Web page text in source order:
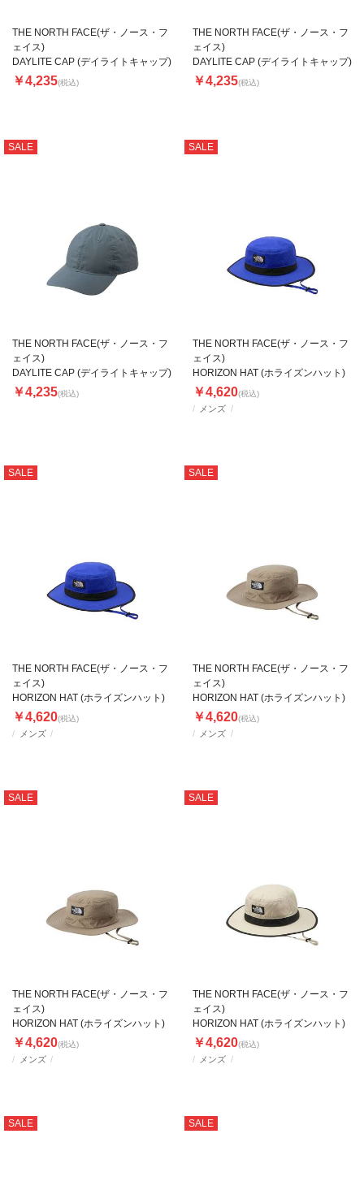
THE NORTH FACE(ザ・ノース・フ
ェイス)
DAYLITE CAP (デイライトキャップ)
￥4,235(税込)
THE NORTH FACE(ザ・ノース・フ
ェイス)
DAYLITE CAP (デイライトキャップ)
￥4,235(税込)
SALE
THE NORTH FACE(ザ・ノース・フ
ェイス)
DAYLITE CAP (デイライトキャップ)
￥4,235(税込)
SALE
メンズ
THE NORTH FACE(ザ・ノース・フ
ェイス)
HORIZON HAT (ホライズンハット)
￥4,620(税込)
SALE
メンズ
THE NORTH FACE(ザ・ノース・フ
ェイス)
HORIZON HAT (ホライズンハット)
￥4,620(税込)
SALE
メンズ
THE NORTH FACE(ザ・ノース・フ
ェイス)
HORIZON HAT (ホライズンハット)
￥4,620(税込)
SALE
メンズ
THE NORTH FACE(ザ・ノース・フ
ェイス)
HORIZON HAT (ホライズンハット)
￥4,620(税込)
SALE
メンズ
THE NORTH FACE(ザ・ノース・フ
ェイス)
HORIZON HAT (ホライズンハット)
￥4,620(税込)
SALE SALE